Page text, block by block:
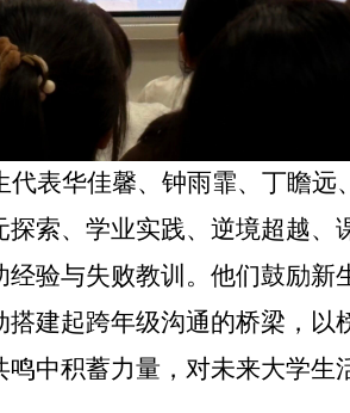
代表华佳馨、钟雨霏、丁瞻远
探索、学业实践、逆境超越
经验与失败教训。他们鼓励
搭建起跨年级沟通的桥梁，
鸣中积蓄力量，对未来大学生